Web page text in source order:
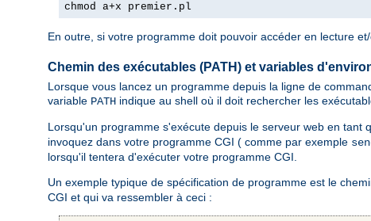
chmod a+x premier.pl
En outre, si votre programme doit pouvoir accéder en lecture
Chemin des exécutables (PATH) et variables
Lorsque vous lancez un programme depuis la ligne de
variable PATH indique au shell où il doit rechercher les
Lorsqu'un programme s'exécute depuis le serveur web en tant
invoquez dans votre programme CGI ( comme par exemple
lorsqu'il tentera d'exécuter votre programme CGI.
Un exemple typique de spécification de programme est le
CGI et qui va ressembler à ceci :